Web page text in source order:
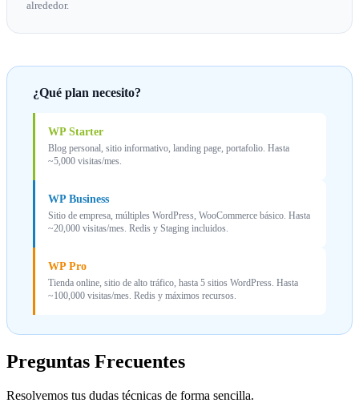
alrededor.
¿Qué plan necesito?
WP Starter
Blog personal, sitio informativo, landing page, portafolio. Hasta
~5,000 visitas/mes.
WP Business
Sitio de empresa, múltiples WordPress, WooCommerce básico. Hasta
~20,000 visitas/mes. Redis y Staging incluidos.
WP Pro
Tienda online, sitio de alto tráfico, hasta 5 sitios WordPress. Hasta
~100,000 visitas/mes. Redis y máximos recursos.
Preguntas Frecuentes
Resolvemos tus dudas técnicas de forma sencilla.